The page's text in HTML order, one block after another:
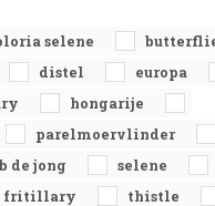
selene
distel
europa
hongarije
parelmoervlinder
de jong
selene
fritillary
thistle